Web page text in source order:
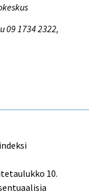
09 1734 2322,
10.